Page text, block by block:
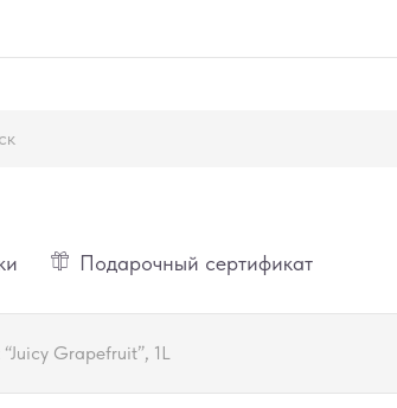
Подарочный сертификат
Grapefruit”, 1L